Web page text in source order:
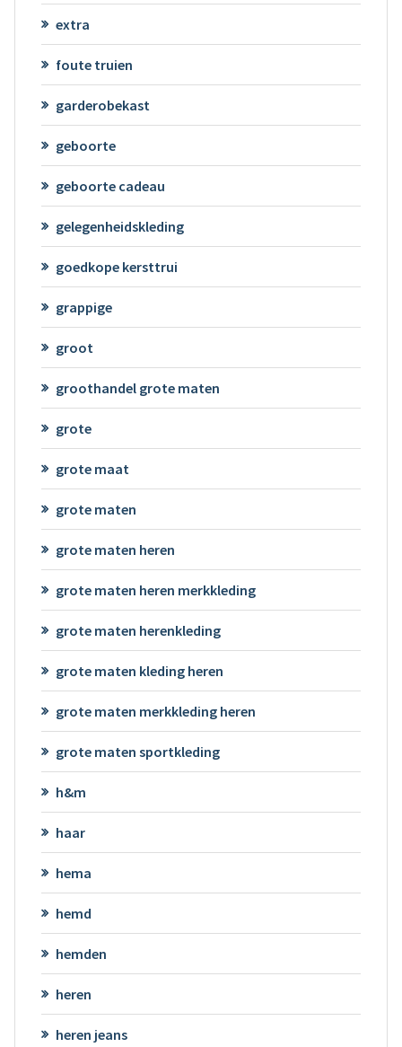
extra
foute truien
garderobekast
geboorte
geboorte cadeau
gelegenheidskleding
goedkope kersttrui
grappige
groot
groothandel grote maten
grote
grote maat
grote maten
grote maten heren
grote maten heren merkkleding
grote maten herenkleding
grote maten kleding heren
grote maten merkkleding heren
grote maten sportkleding
h&m
haar
hema
hemd
hemden
heren
heren jeans